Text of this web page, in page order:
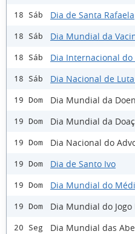
18 Sáb Dia de Santa Rafaela
18 Sáb Dia Mundial da
18 Sáb Dia Internacional do
18 Sáb Dia Nacional de
19 Dom Dia Mundial da
19 Dom Dia Mundial da
19 Dom Dia Nacional do
19 Dom Dia de Santo Ivo
19 Dom Dia Mundial do
19 Dom Dia Mundial do Jogo
20 Seg Dia Mundial das